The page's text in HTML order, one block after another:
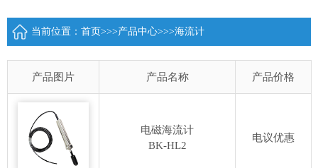
当前位置： 首页>>>产品中心>>>海流计
产品图片 产品名称 产品价格
电磁海流计
BK-HL2
电议优惠